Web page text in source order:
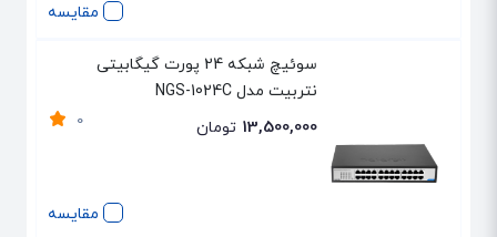
مقایسه
مقایسه
سوئیچ شبکه 24 پورت گیگابیتی
نتربیت مدل NGS-1024C
0 13,500,000 تومان